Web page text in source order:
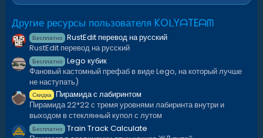
Другие ресурсы пользователя KOᒪYᗩTEᗩᗰ
Бесплатно RustEdit перевод на русский
RustEdit перевод на русский
Бесплатно Lego кубик
Фановый кастомный префаб в виде Lego, на который лучше
не наступать)
Скидка Пирамида с лабиринтом
Пирамида 22*22 с тремя уровнями лабиринта внутри и
выходом в стеклянный купол с лутом
Бесплатно Train Track Calculate